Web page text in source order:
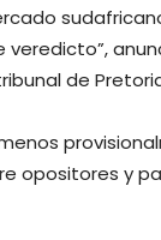
de
opositores y